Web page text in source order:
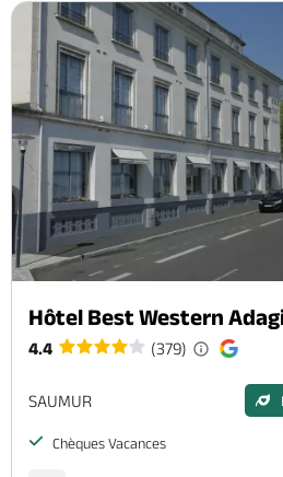
Hôtel Best Western
4.4 (379)
SAUMUR
Chèques Vacances